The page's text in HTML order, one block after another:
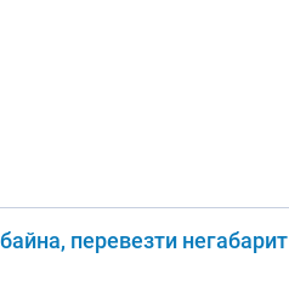
перевезти негабарит